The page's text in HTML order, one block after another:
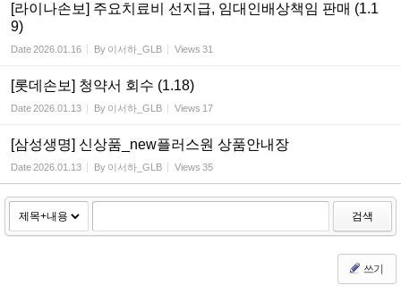
[라이나손보] 주요치료비 선지급, 임대인배상책임 판매 (1.1
9)
Date2026.01.16 By 이서하_GLB Views 31
[롯데손보] 청약서 회수 (1.18)
Date2026.01.13 By 이서하_GLB Views 17
[삼성생명] 신상품_new플러스원 상품안내장
Date2026.01.13 By 이서하_GLB Views 35
검색
쓰기